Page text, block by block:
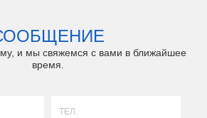
кости, вогнуты...
и мы свяжемся с вами в ближайшее
время.